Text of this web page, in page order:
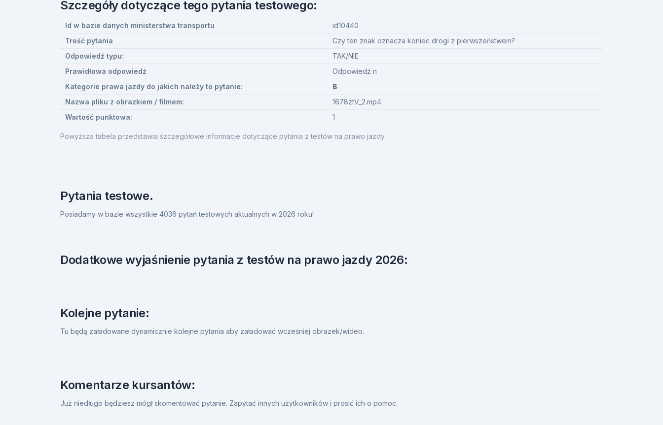
Szczegóły dotyczące tego pytania testowego:
Powyższa tabela przedstawia szczegółowe informacje dotyczące pytania z testów na prawo jazdy.
Id w bazie danych ministerstwa transportu
id10440
Treść pytania
Czy ten znak oznacza koniec drogi z pierwszeństwem?
Odpowiedź typu:
TAK/NIE
Prawidłowa odpowiedź
Odpowiedź n
Kategorie prawa jazdy do jakich należy to pytanie:
B
Nazwa pliku z obrazkiem / filmem:
1678ztV_2.mp4
Wartość punktowa:
1
Pytania testowe.
Posiadamy w bazie wszystkie 4036 pytań testowych aktualnych w 2026 roku!
Dodatkowe wyjaśnienie pytania z testów na prawo jazdy 2026:
Kolejne pytanie:
Tu będą załadowane dynamicznie kolejne pytania aby załadować wcześniej obrazek/wideo.
Komentarze kursantów:
Już niedługo będziesz mógł skomentować pytanie. Zapytać innych użytkowników i prosić ich o pomoc.